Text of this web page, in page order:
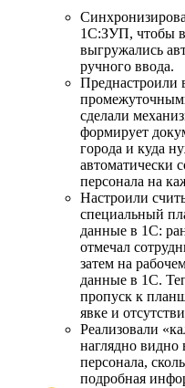
1С:ЗУП, чтобы
выгружались
ручного ввода.
Преднастроили
сделали
формирует
города и куда
автоматически
персонала на
Настроили
специальный
данные в 1С:
отмечал
затем на
данные в 1С.
пропуск к
явке и
Реализовали
наглядно видно
персонала,
подробная